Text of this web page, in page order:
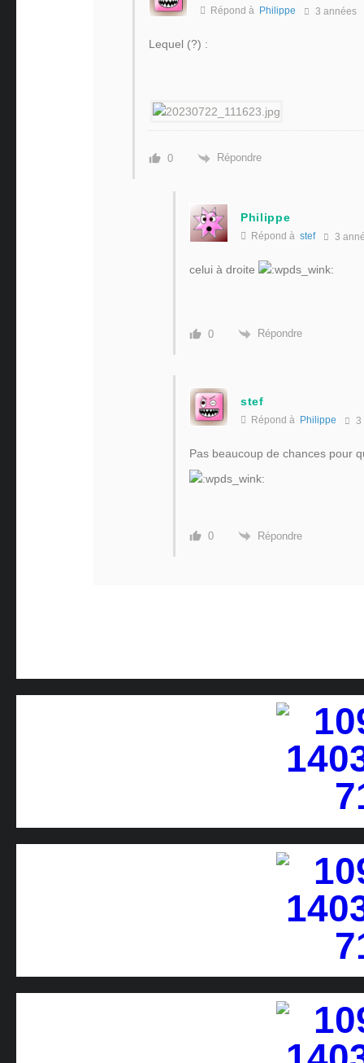
Répond à Philippe 3 années
Lequel (?) :
0 Répondre
Philippe
Répond à stef 3
celui à droite
0 Répondre
stef
Répond à Philippe 3
Pas beaucoup de chances pour
0 Répondre